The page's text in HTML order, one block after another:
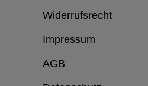
Widerrufsrecht
Impressum
AGB